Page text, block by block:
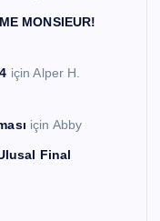
MONSIEUR!
içinAlper H.
için Abby
Final